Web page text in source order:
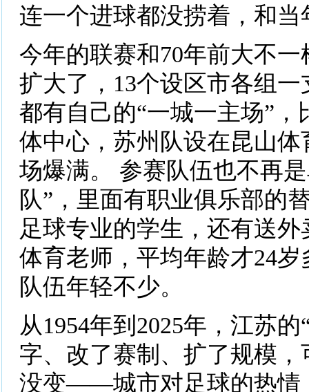
连一个进球都没捞着，和当
今年的联赛和70年前大不
扩大了，13个设区市各组
都有自己的“一城一主场”，
体中心，苏州队设在昆山
场爆满。 参赛队伍也不再
队”，里面有职业俱乐部的
足球专业的学生，还有送
体育老师，平均年龄才24岁
队伍年轻不少。
从1954年到2025年，江苏
字、改了赛制、扩了规模
没变——城市对足球的热情